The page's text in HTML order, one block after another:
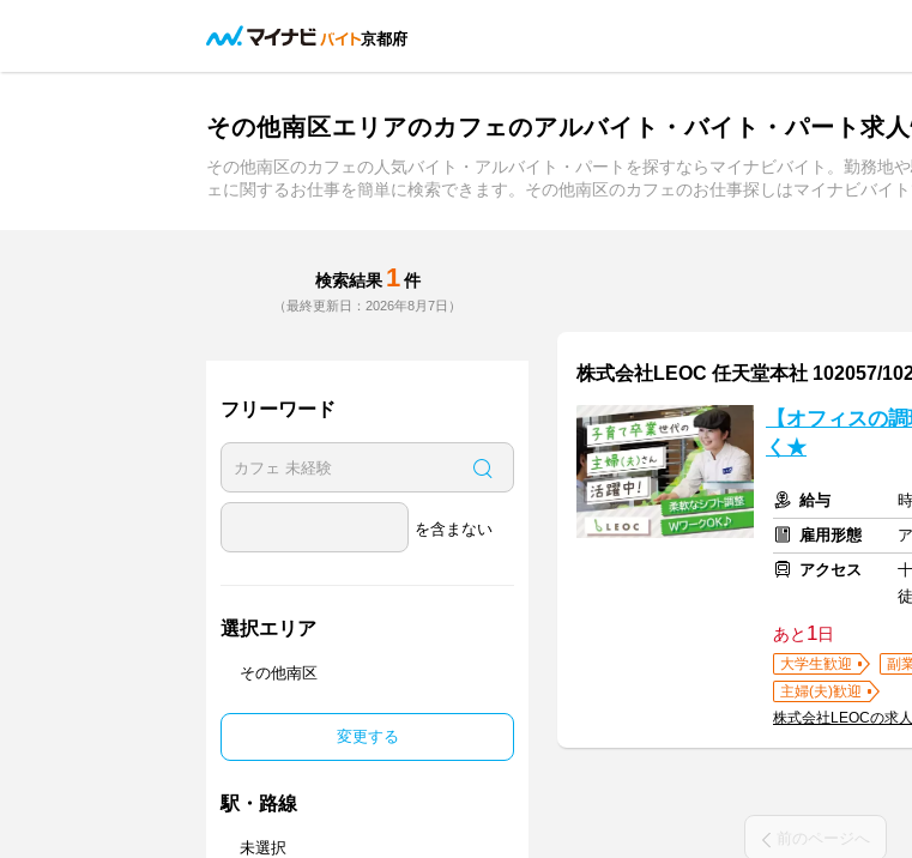
京都府
その他南区エリアのカフェのアルバイト・バイト・パート求
その他南区のカフェの人気バイト・アルバイト・パートを探すならマイナビバイト。勤務地
ェに関するお仕事を簡単に検索できます。その他南区のカフェのお仕事探しはマイナビバイト
検索結果 1 件
（最終更新日：2026年8月7日）
フリーワード
を含まない
選択エリア
その他南区
変更する
駅・路線
未選択
株式会社LEOC 任天堂本社 102057/
【オフィスの
く★
給与
雇用形態
アクセス
あと 1日
大学生歓迎 副
主婦(夫)歓迎
株式会社LEOCの求
前のページへ